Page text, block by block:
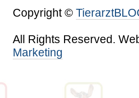
Copyright ©
All Rights Reserved.
Marketing